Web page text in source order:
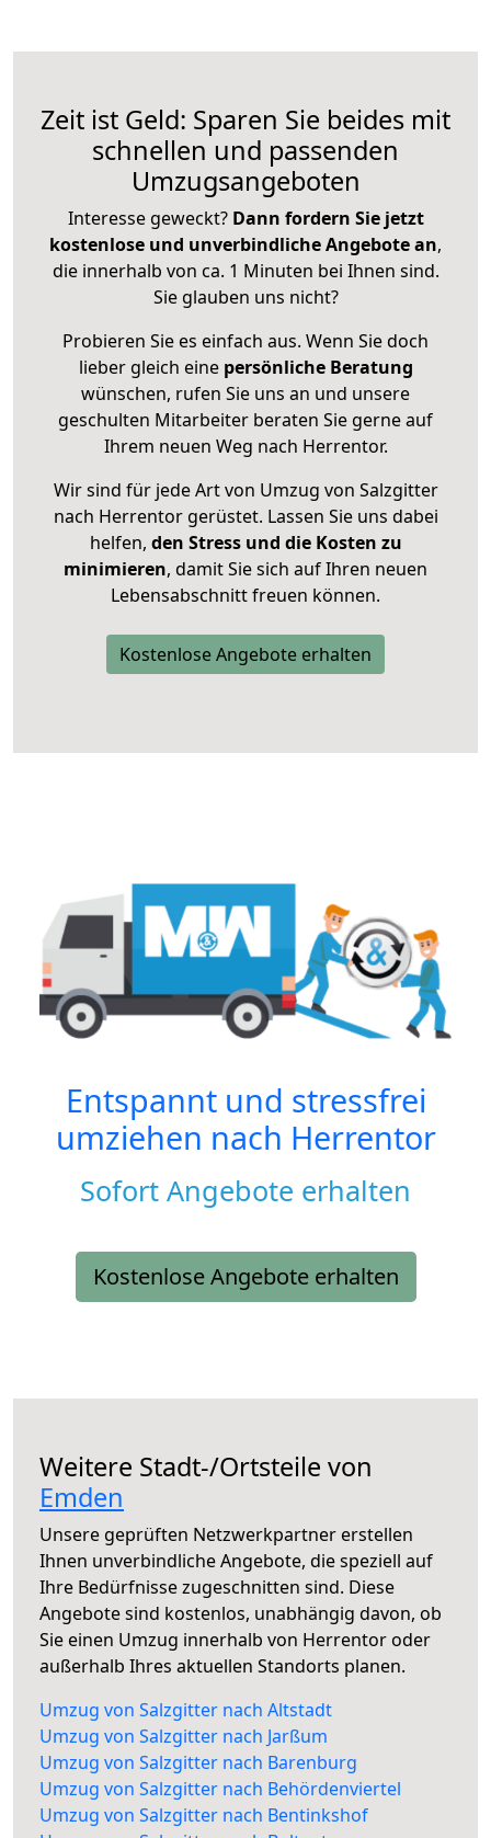
Zeit ist Geld: Sparen Sie beides mit
schnellen und passenden
Umzugsangeboten
Interesse geweckt? Dann fordern Sie jetzt
kostenlose und unverbindliche Angebote an,
die innerhalb von ca. 1 Minuten bei Ihnen sind.
Sie glauben uns nicht?
Probieren Sie es einfach aus. Wenn Sie doch
lieber gleich eine persönliche Beratung
wünschen, rufen Sie uns an und unsere
geschulten Mitarbeiter beraten Sie gerne auf
Ihrem neuen Weg nach Herrentor.
Wir sind für jede Art von Umzug von Salzgitter
nach Herrentor gerüstet. Lassen Sie uns dabei
helfen, den Stress und die Kosten zu
minimieren, damit Sie sich auf Ihren neuen
Lebensabschnitt freuen können.
Kostenlose Angebote erhalten
Entspannt und stressfrei
umziehen nach Herrentor
Sofort Angebote erhalten
Kostenlose Angebote erhalten
Weitere Stadt-/Ortsteile von
Emden
Unsere geprüften Netzwerkpartner erstellen
Ihnen unverbindliche Angebote, die speziell auf
Ihre Bedürfnisse zugeschnitten sind. Diese
Angebote sind kostenlos, unabhängig davon, ob
Sie einen Umzug innerhalb von Herrentor oder
außerhalb Ihres aktuellen Standorts planen.
Umzug von Salzgitter nach Altstadt
Umzug von Salzgitter nach Jarßum
Umzug von Salzgitter nach Barenburg
Umzug von Salzgitter nach Behördenviertel
Umzug von Salzgitter nach Bentinkshof